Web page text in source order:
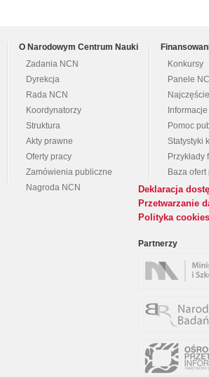
O Narodowym Centrum Nauki
Zadania NCN
Dyrekcja
Rada NCN
Koordynatorzy
Struktura
Akty prawne
Oferty pracy
Zamówienia publiczne
Nagroda NCN
Konkursy
Panele
Pomoc
Statystyki
Baza ofert
Deklaracja
Przetwarzanie
Polityka cookies
Partnerzy